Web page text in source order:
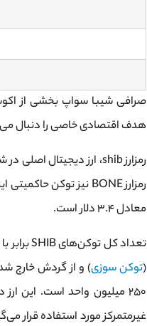
هدف اقتصادی خاصی را دنبال
رمزارز shib، ارز دیجیتال اصلی در شبکه
معادل ۳.۴ دلار است.
(توکن سوزی
۲۵۰ میلیون واحد است. این